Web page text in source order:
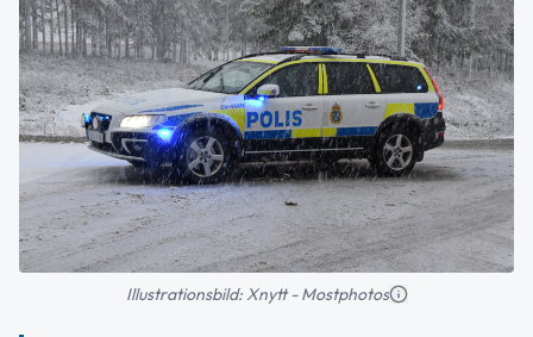
Illustrationsbild: Xnytt - Mostphotos